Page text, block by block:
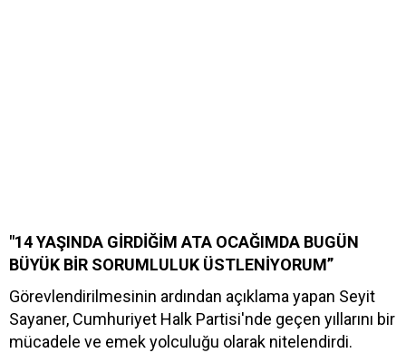
"14 YAŞINDA GİRDİĞİM ATA OCAĞIMDA BUGÜN
BÜYÜK BİR SORUMLULUK ÜSTLENİYORUM”
Görevlendirilmesinin ardından açıklama yapan Seyit
Sayaner, Cumhuriyet Halk Partisi'nde geçen yıllarını bir
mücadele ve emek yolculuğu olarak nitelendirdi.